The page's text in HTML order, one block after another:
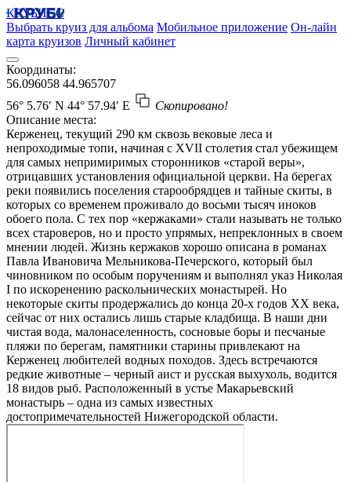
КРУБИСС
Выбрать круиз для альбома Мобильное приложение Он-лайн
карта круизов Личный кабинет
Координаты:
56.096058 44.965707
56° 5.76′ N 44° 57.94′ E
Скопировано!
Описание места:
Керженец, текущий 290 км сквозь вековые леса и
непроходимые топи, начиная с XVII столетия стал убежищем
для самых непримиримых сторонников «старой веры»,
отрицавших установления официальной церкви. На берегах
реки появились поселения старообрядцев и тайные скиты, в
которых со временем проживало до восьми тысяч иноков
обоего пола. С тех пор «кержаками» стали называть не только
всех староверов, но и просто упрямых, непреклонных в своем
мнении людей. Жизнь кержаков хорошо описана в романах
Павла Ивановича Мельникова-Печерского, который был
чиновником по особым поручениям и выполнял указ Николая
I по искоренению раскольнических монастырей. Но
некоторые скиты продержались до конца 20-х годов ХХ века,
сейчас от них остались лишь старые кладбища. В наши дни
чистая вода, малонаселенность, сосновые боры и песчаные
пляжи по берегам, памятники старины привлекают на
Керженец любителей водных походов. Здесь встречаются
редкие животные – черный аист и русская выхухоль, водится
18 видов рыб. Расположенный в устье Макарьевский
монастырь – одна из самых известных
достопримечательностей Нижегородской области.